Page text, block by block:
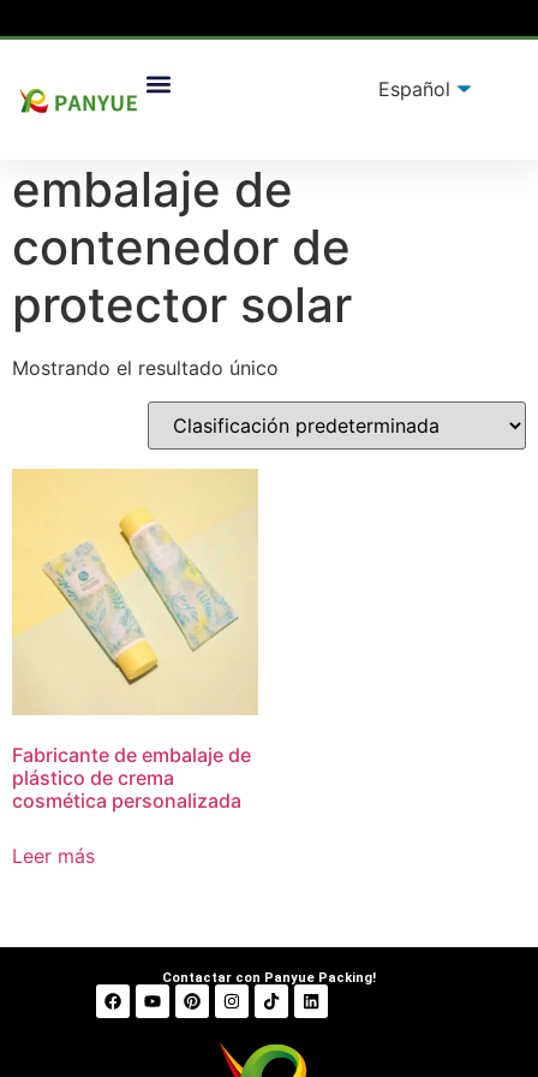
Hogar/producto / Productos etiquetados “embalaje de
embalaje de
contenedor de
protector solar
Mostrando el resultado único
Fabricante de embalaje de
plástico de crema
cosmética personalizada
Leer más
Contactar con Panyue Packing!